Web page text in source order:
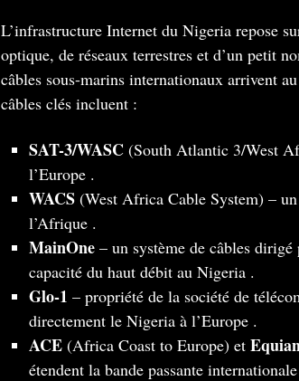
L’infrastructure Internet du Nigeria repose
optique, de réseaux terrestres et d’un petit
câbles sous-marins internationaux arrivent
câbles clés incluent :
SAT-3/WASC (South Atlantic 3/West
l’Europe​ .
WACS (West Africa Cable System) –
l’Afrique​ .
MainOne – un système de câbles
capacité du haut débit au Nigeria​ .
Glo-1 – propriété de la société de
directement le Nigeria à l’Europe​ .
ACE (Africa Coast to Europe) et
étendent la bande passante